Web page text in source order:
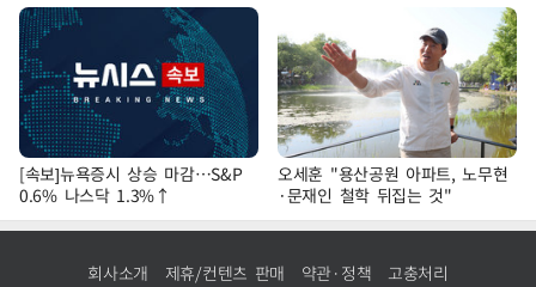
[속보]뉴욕증시 상승 마감…S&P
0.6% 나스닥 1.3%↑
오세훈 "용산공원 아파트, 노무현
·문재인 철학 뒤집는 것"
회사소개 제휴/컨텐츠 판매 약관·정책 고충처리